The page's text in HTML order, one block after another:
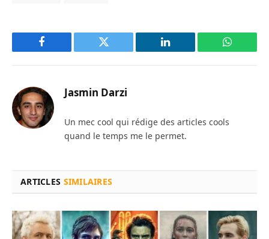
Facebook Twitter LinkedIn
Jasmin Darzi
Un mec cool qui rédige des articles cools
quand le temps me le permet.
ARTICLES SIMILAIRES